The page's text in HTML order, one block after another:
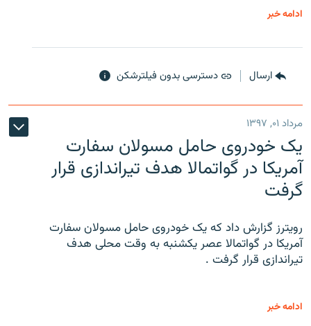
ادامه خبر
ارسال دسترسی بدون فیلترشکن
مرداد ۰۱, ۱۳۹۷
یک خودروی حامل مسولان سفارت
آمریکا در گواتمالا هدف تیراندازی قرار
گرفت
رویترز گزارش داد که یک خودروی حامل مسولان سفارت
آمریکا در گواتمالا عصر یکشنبه به وقت محلی هدف
تیراندازی قرار گرفت .
ادامه خبر